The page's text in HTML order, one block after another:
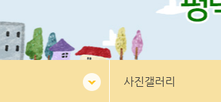
사진갤러리